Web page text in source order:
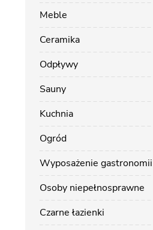
Meble
Ceramika
Odpływy
Sauny
Kuchnia
Ogród
Wyposażenie gastronomii
Osoby niepełnosprawne
Czarne łazienki